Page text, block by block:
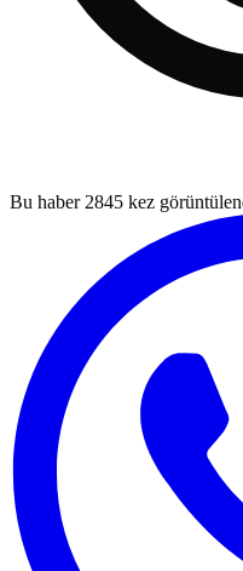
Bu haber 2845 kez